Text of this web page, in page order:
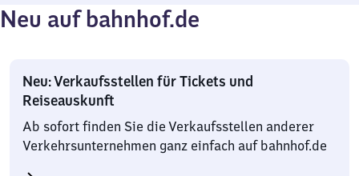
Neu auf bahnhof.de
Neu: Verkaufsstellen für Tickets und
Reiseauskunft
Ab sofort finden Sie die Verkaufsstellen anderer
Verkehrsunternehmen ganz einfach auf bahnhof.de